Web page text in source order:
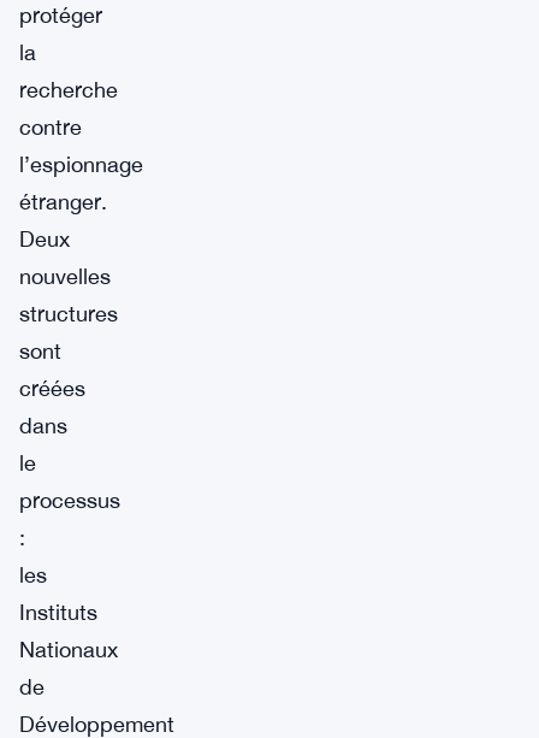
protéger
la
recherche
contre
l’espionnage
étranger.
Deux
nouvelles
structures
sont
créées
dans
le
processus
:
les
Instituts
Nationaux
de
Développement